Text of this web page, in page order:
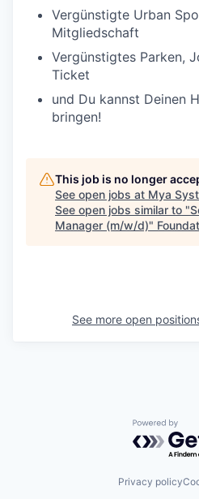
Vergünstigte Urban
Mitgliedschaft
Vergünstigtes Parken,
Ticket
und Du kannst Deinen
bringen!
This job is no longer
See open jobs at Mya
See open jobs similar to "
Manager (m/w/d)"
See more open
Powered
Privacy policy